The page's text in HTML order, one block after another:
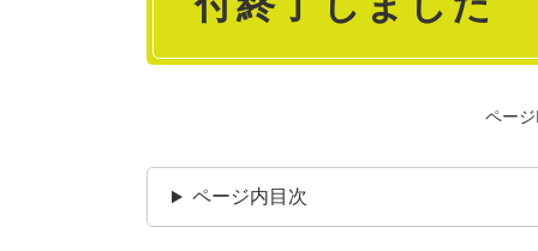
ペー
ページ内目次